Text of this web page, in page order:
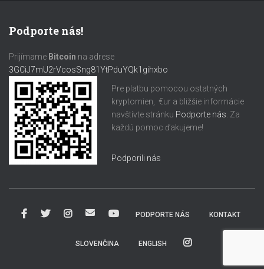
Podporte nás!
Prijímame Bitcoin na adrese
3GCiJ7mU2rVcosSng81YtPduYQk1gihxbo
Pre platbu pomocou ostatných
kryptomien, €ur a bližšie informácie
navštívte stránku Podporte nás . Za
každú pomoc ďakujeme!
Podporili nás
PODPORTE NÁS KONTAKT
SLOVENČINA ENGLISH